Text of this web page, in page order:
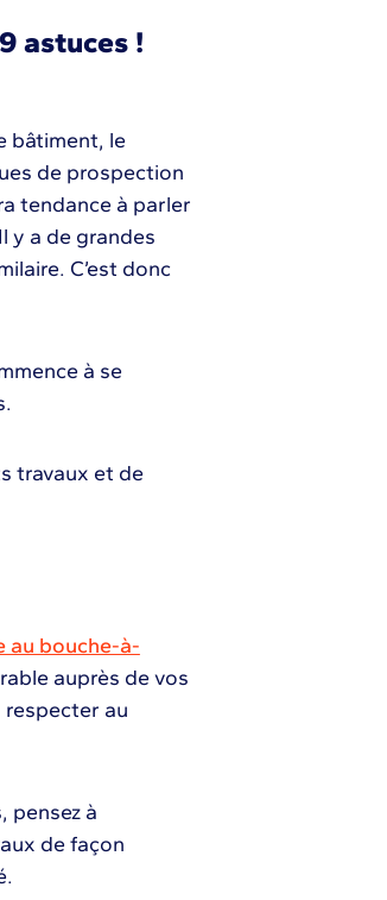
astuces !
bâtiment, le
de prospection
tendance à parler
y a de grandes
C’est donc
à se
travaux et de
au bouche-à-
auprès de vos
respecter au
pensez à
de façon